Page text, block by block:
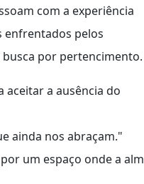
com a experiência
enfrentados pelos
por pertencimento.
aceitar a ausência do
ainda nos abraçam."
um espaço onde a